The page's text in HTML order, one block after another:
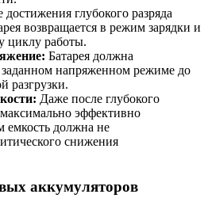
достижения глубокого разряда
возвращается в режим зарядки и
циклу работы.
Батарея должна
напряженном режиме до
разгрузки.
Даже после глубокого
эффективно
емкость должна не
снижения
аккумуляторов